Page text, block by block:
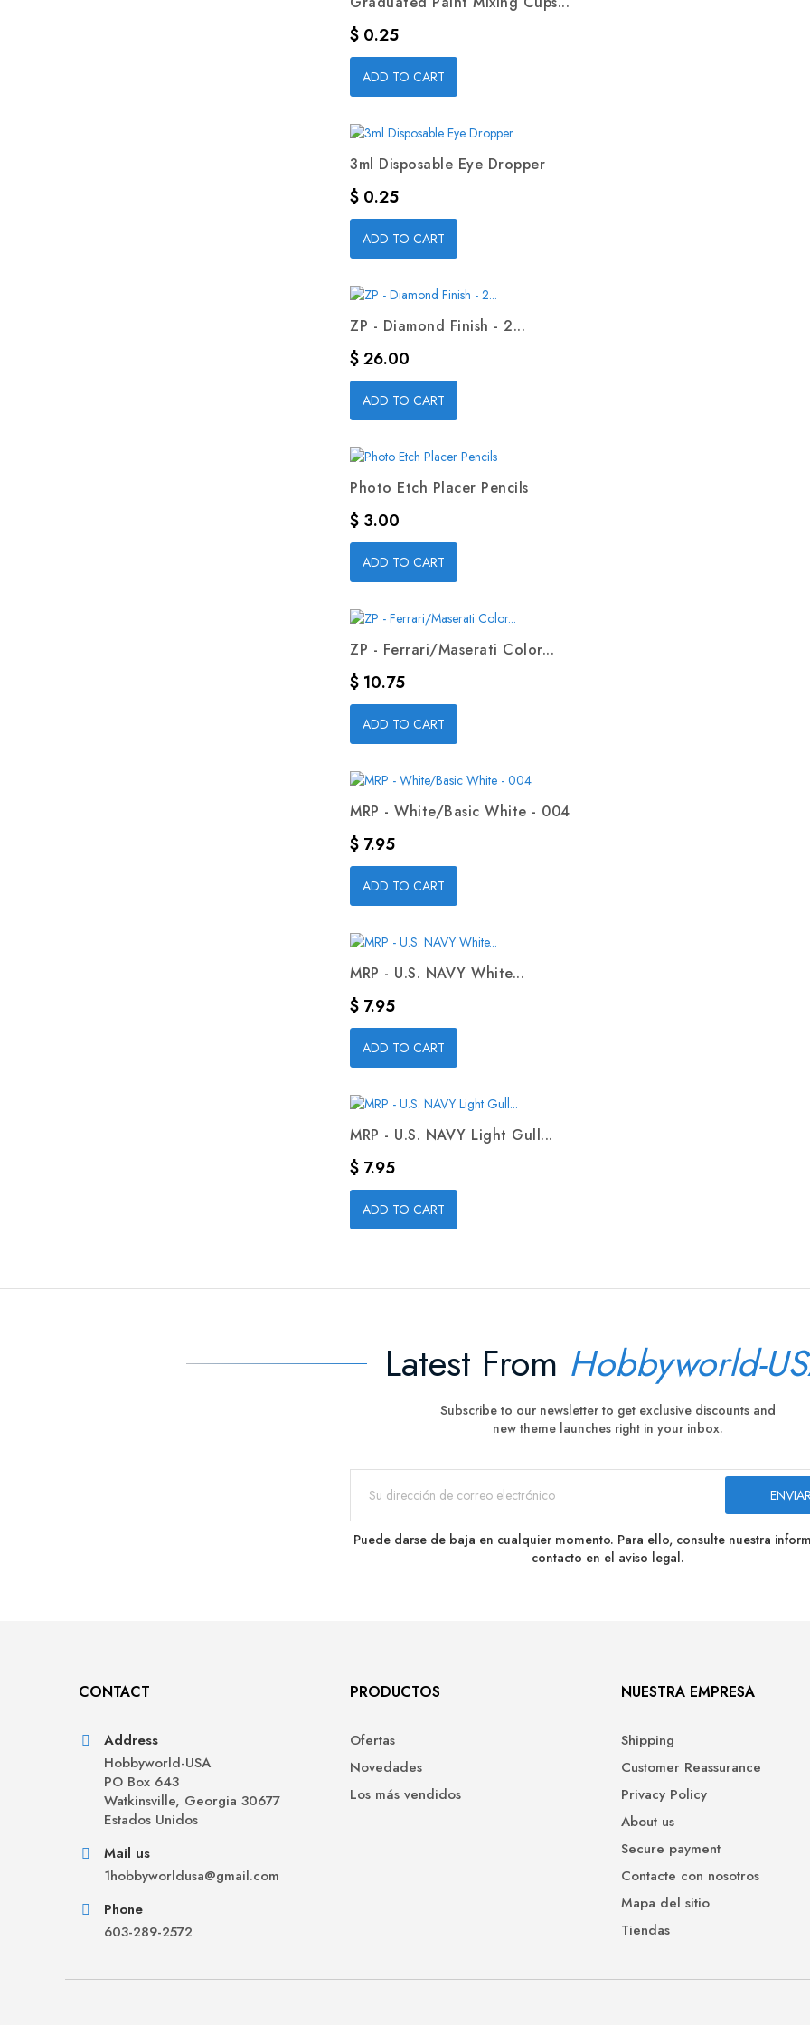
Precio
$ 0.25
ADD TO CART
3ml Disposable Eye Dropper
Precio
$ 0.25
ADD TO CART
ZP - Diamond Finish - 2...
Precio
$ 26.00
ADD TO CART
Photo Etch Placer Pencils
Precio
$ 3.00
ADD TO CART
ZP - Ferrari/Maserati Color...
Precio
$ 10.75
ADD TO CART
MRP - White/Basic White - 004
Precio
$ 7.95
ADD TO CART
MRP - U.S. NAVY White...
Precio
$ 7.95
ADD TO CART
MRP - U.S. NAVY Light Gull...
Precio
$ 7.95
ADD TO CART
Latest From Hobbyworld-
Subscribe to our newsletter to get exclusive discounts and
new theme launches right in your inbox.
Puede darse de baja en cualquier momento. Para ello, consulte nuestra
contacto en el aviso legal.
CONTACT
Address
Hobbyworld-USA
PO Box 643
Watkinsville, Georgia 30677
Estados Unidos
Mail us
1hobbyworldusa@gmail.com
Phone
603-289-2572
PRODUCTOS
Ofertas
Novedades
Los más vendidos
NUESTRA EMPRESA
Shipping
Customer Reassurance
Privacy Policy
About us
Secure payment
Contacte con nosotros
Mapa del sitio
Tiendas